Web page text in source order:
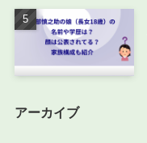
アーカイブ